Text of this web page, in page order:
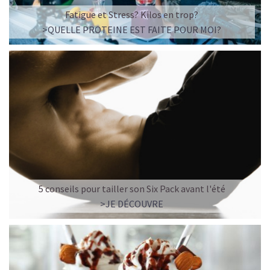
☕ LATTE MACCHIATO GLACÉ
Fatigue et Stress? Kilos en trop?
>QUELLE PROTEINE EST FAITE POUR MOI?
5 conseils pour tailler son Six Pack avant l'été
>JE DÉCOUVRE